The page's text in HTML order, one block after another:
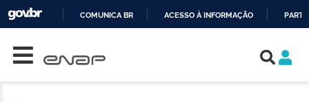
COMUNICA BR ACESSO À INFORMAÇÃO